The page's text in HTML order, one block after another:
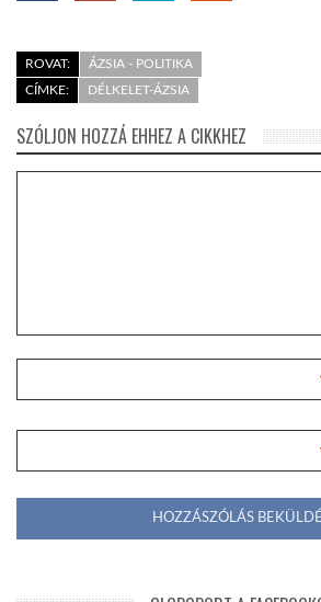
ROVAT:
ÁZSIA - POLITIKA
CÍMKE:
DÉLKELET-ÁZSIA
SZÓLJON HOZZÁ EHHEZ A CIKKHEZ